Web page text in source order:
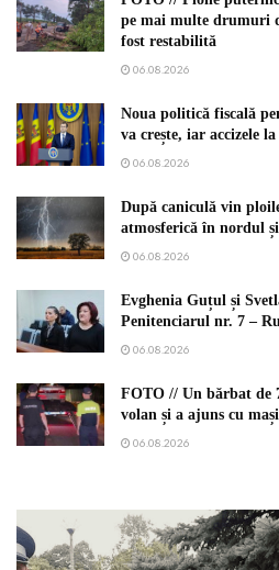
pe mai multe drumuri
fost restabilită
06.08.2026
Noua politică fiscală
va crește, iar accizele
06.08.2026
După caniculă vin
atmosferică în nordul
06.08.2026
Evghenia Guțul și
Penitenciarul nr. 7 –
06.08.2026
FOTO // Un bărbat de
volan și a ajuns cu
06.08.2026